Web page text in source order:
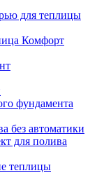
для теплицы
Комфорт
фундамента
без автоматики
для полива
теплицы